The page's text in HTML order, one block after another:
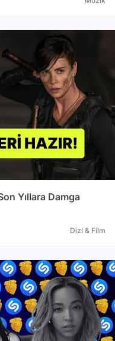
Yıllara Damga
Dizi & Film